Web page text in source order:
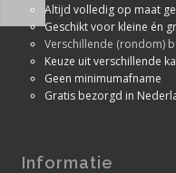
Altijd volledig op maat
Geschikt voor kleine én
Verschillende (rondom)
Keuze uit verschillende
Geen minimumafname
Gratis bezorgd in
Informatie